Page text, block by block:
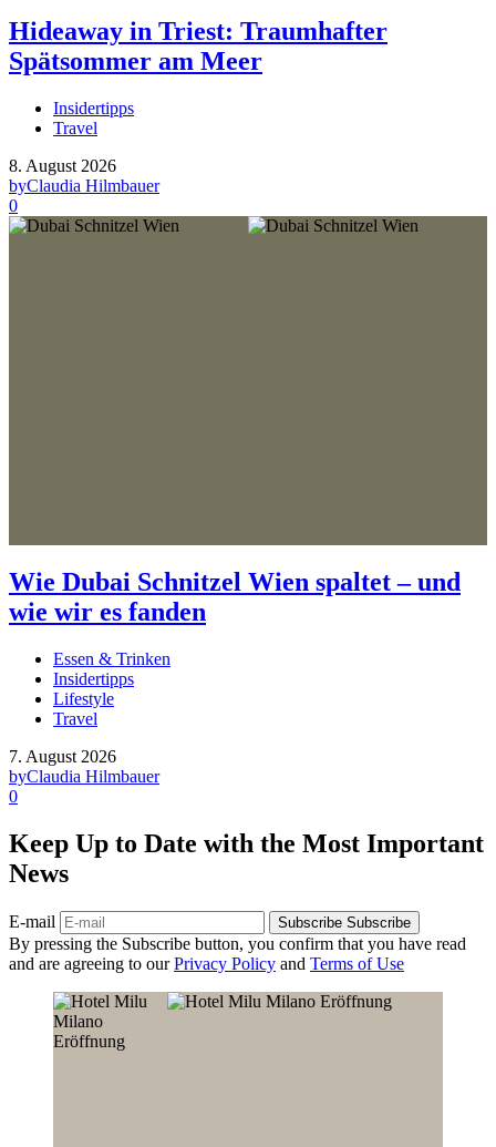
Hideaway in Triest: Traumhafter
Spätsommer am Meer
Insidertipps
Travel
8. August 2026
byClaudia Hilmbauer
0
Wie Dubai Schnitzel Wien spaltet – und
wie wir es fanden
Essen & Trinken
Insidertipps
Lifestyle
Travel
7. August 2026
byClaudia Hilmbauer
0
Keep Up to Date with the Most Important
News
E-mail Subscribe Subscribe
By pressing the Subscribe button, you confirm that you have read
and are agreeing to ourPrivacy Policy and Terms of Use